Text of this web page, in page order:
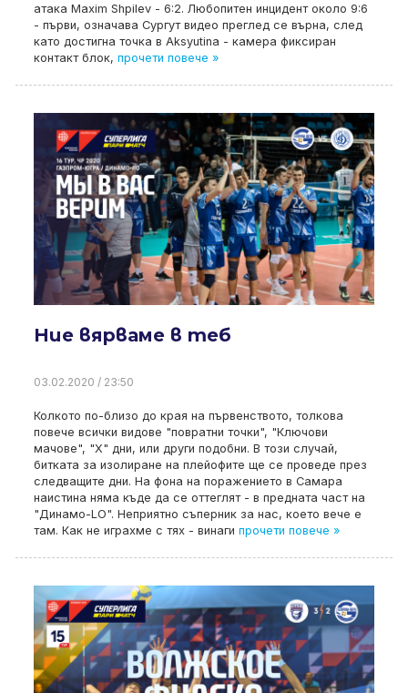
атака Maxim Shpilev - 6:2. Любопитен инцидент около 9:6
- първи, означава Сургут видео преглед се върна, след
като достигна точка в Aksyutina - камера фиксиран
контакт блок, прочети повече »
Ние вярваме в теб
03.02.2020 / 23:50
Колкото по-близо до края на първенството, толкова
повече всички видове "повратни точки", "Ключови
мачове", "X" дни, или други подобни. В този случай,
битката за изолиране на плейофите ще се проведе през
следващите дни. На фона на поражението в Самара
наистина няма къде да се оттеглят - в предната част на
"Динамо-LO". Неприятно съперник за нас, което вече е
там. Как не играхме с тях - винаги прочети повече »